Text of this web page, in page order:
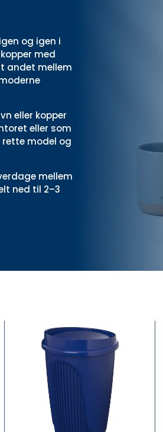
og igen i
med
andet mellem
eller kopper
eller som
model og
mellem
ned til 2–3